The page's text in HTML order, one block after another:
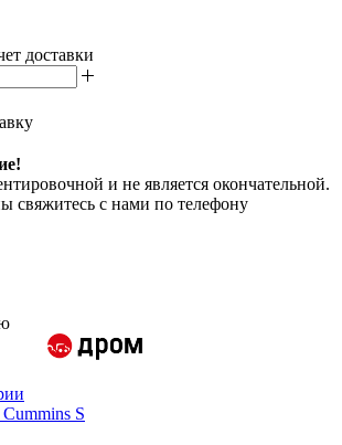
доставки
и не является окончательной.
свяжитесь с нами по телефону
S